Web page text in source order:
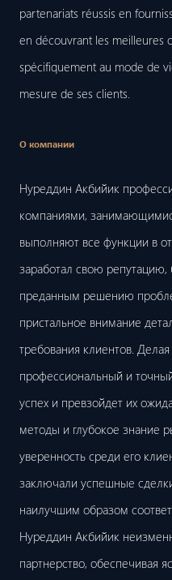
partenariats réussis en
en découvrant les meilleures
spécifiquement au mode de
mesure de ses clients.
О компании
Нуреддин Акбийик
компаниями,
выполняют все функции в
заработал свою
преданным решению
пристальное внимание
требования клиентов.
профессиональный и
успех и превзойдет их
методы и глубокое знание
уверенность среди его
заключали успешные
наилучшим образом
Нуреддин Акбийик
партнерство, обеспечивая